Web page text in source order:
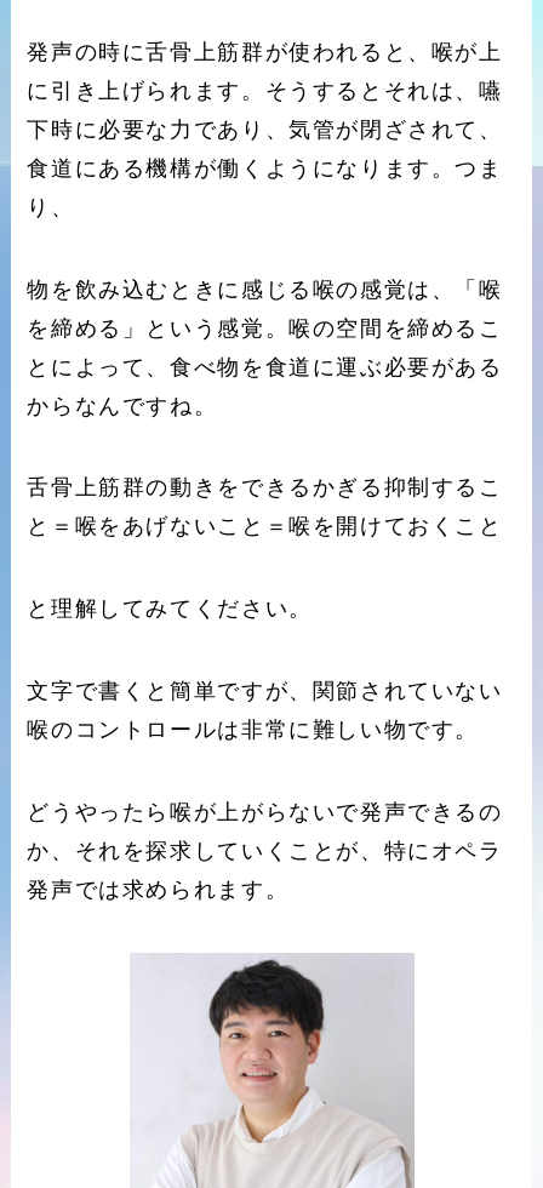
発声の時に舌骨上筋群が使われると、喉が上
に引き上げられます。そうするとそれは、嚥
下時に必要な力であり、気管が閉ざされて、
食道にある機構が働くようになります。つま
り、
物を飲み込むときに感じる喉の感覚は、「喉
を締める」という感覚。喉の空間を締めるこ
とによって、食べ物を食道に運ぶ必要がある
からなんですね。
舌骨上筋群の動きをできるかぎる抑制するこ
と＝喉をあげないこと＝喉を開けておくこと
と理解してみてください。
文字で書くと簡単ですが、関節されていない
喉のコントロールは非常に難しい物です。
どうやったら喉が上がらないで発声できるの
か、それを探求していくことが、特にオペラ
発声では求められます。